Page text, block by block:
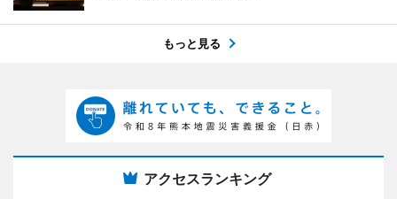
もっと見る
アクセスランキング